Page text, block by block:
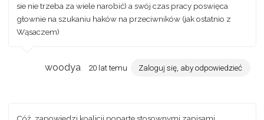
sie nie trzeba za wiele narobić) a swój czas pracy poswięca
głownie na szukaniu haków na przeciwników (jak ostatnio z
Wąsaczem)
woodya 20 lat temu Zaloguj się, aby odpowiedzieć
Cóż, zapowiedzi koalicji poparte stosownymi zapisami